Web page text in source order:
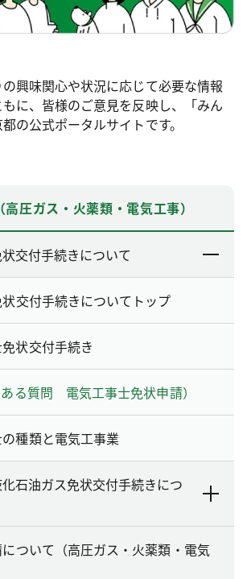
興味関心や状況に応じて必要な情報
に、皆様のご意見を反映し、「みん
の公式ポータルサイトです。
圧ガス・火薬類・電気工事）
交付手続きについて
交付手続きについてトップ
状交付手続き
る質問 電気工事士免状申請）
種類と電気工事業
石油ガス免状交付手続きにつ
ついて（高圧ガス・火薬類・電気